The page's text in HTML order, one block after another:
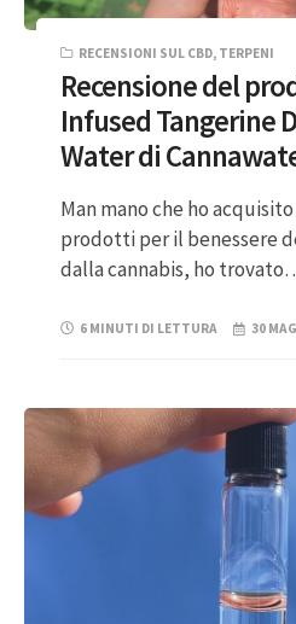
RECENSIONI SUL CBD, TERPENI
Recensione del
Infused Tangerine
Water di
Man mano che ho
prodotti per il benessere
dalla cannabis, ho
6 MINUTI DI LETTURA 30